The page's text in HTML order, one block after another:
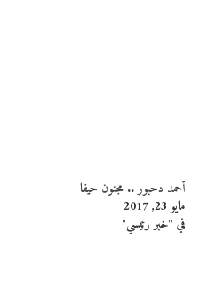
أحمد دحبور .. مجنون حيفا
مايو 23, 2017
في "خبر رئيسي"